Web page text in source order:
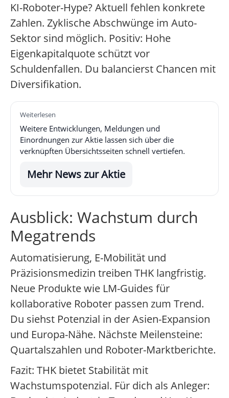
KI-Roboter-Hype? Aktuell fehlen konkrete
Zahlen. Zyklische Abschwünge im Auto-
Sektor sind möglich. Positiv: Hohe
Eigenkapitalquote schützt vor
Schuldenfallen. Du balancierst Chancen mit
Diversifikation.
Weiterlesen
Weitere Entwicklungen, Meldungen und
Einordnungen zur Aktie lassen sich über die
verknüpften Übersichtsseiten schnell vertiefen.
Mehr News zur Aktie
Ausblick: Wachstum durch
Megatrends
Automatisierung, E-Mobilität und
Präzisionsmedizin treiben THK langfristig.
Neue Produkte wie LM-Guides für
kollaborative Roboter passen zum Trend.
Du siehst Potenzial in der Asien-Expansion
und Europa-Nähe. Nächste Meilensteine:
Quartalszahlen und Roboter-Marktberichte.
Fazit: THK bietet Stabilität mit
Wachstumspotenzial. Für dich als Anleger: